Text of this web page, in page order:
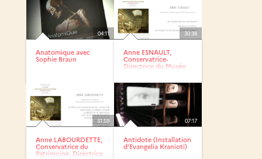
04:11
Anatomique avec
Sophie Braun
30:38
Anne ESNAULT,
Conservatrice-
Directrice du Musée
31:59
Anne LABOURDETTE,
Conservatrice du
Patrimoine, Directrice
07:17
Antidote (Installation
d’Evangelia Kranioti)